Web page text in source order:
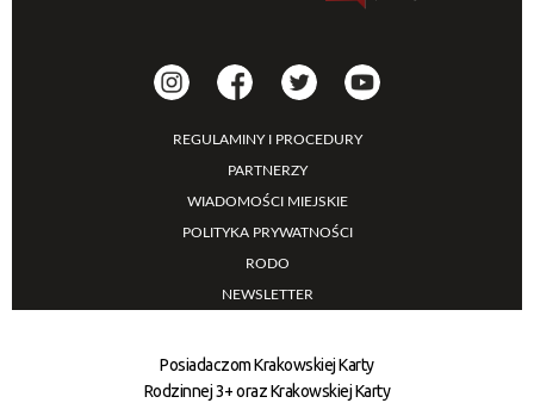
REGULAMINY I PROCEDURY
PARTNERZY
WIADOMOŚCI MIEJSKIE
POLITYKA PRYWATNOŚCI
RODO
NEWSLETTER
Posiadaczom Krakowskiej Karty
Rodzinnej 3+ oraz Krakowskiej Karty